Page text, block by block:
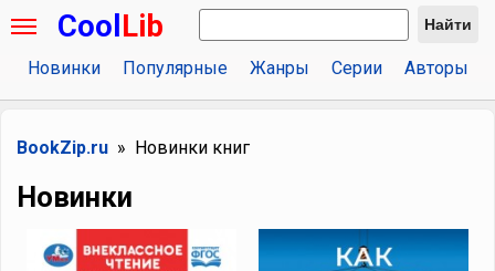
Cool Lib Найти
Новинки Популярные Жанры Серии Авторы
BookZip.ru Новинки книг
Новинки